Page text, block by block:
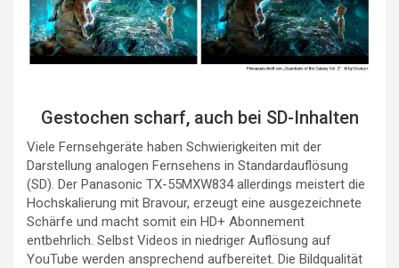
Gestochen scharf, auch bei SD-Inhalten
Viele Fernsehgeräte haben Schwierigkeiten mit der
Darstellung analogen Fernsehens in Standardauflösung
(SD). Der Panasonic TX-55MXW834 allerdings meistert die
Hochskalierung mit Bravour, erzeugt eine ausgezeichnete
Schärfe und macht somit ein HD+ Abonnement
entbehrlich. Selbst Videos in niedriger Auflösung auf
YouTube werden ansprechend aufbereitet. Die Bildqualität